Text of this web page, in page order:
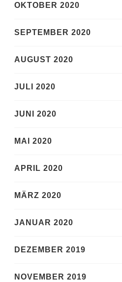
OKTOBER 2020
SEPTEMBER 2020
AUGUST 2020
JULI 2020
JUNI 2020
MAI 2020
APRIL 2020
MÄRZ 2020
JANUAR 2020
DEZEMBER 2019
NOVEMBER 2019